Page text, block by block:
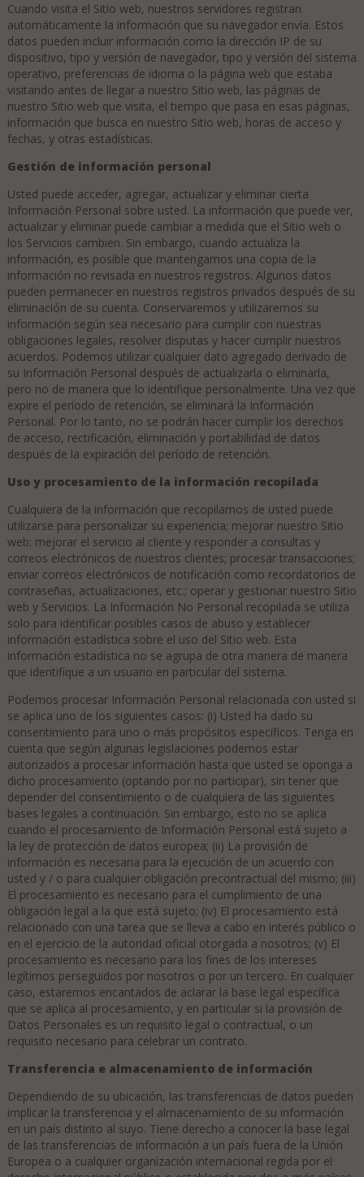
Cuando visita el Sitio web, nuestros servidores registran
automáticamente la información que su navegador envía. Estos
datos pueden incluir información como la dirección IP de su
dispositivo, tipo y versión de navegador, tipo y versión del sistema
operativo, preferencias de idioma o la página web que estaba
visitando antes de llegar a nuestro Sitio web, las páginas de
nuestro Sitio web que visita, el tiempo que pasa en esas páginas,
información que busca en nuestro Sitio web, horas de acceso y
fechas, y otras estadísticas.
Gestión de información personal
Usted puede acceder, agregar, actualizar y eliminar cierta
Información Personal sobre usted. La información que puede ver,
actualizar y eliminar puede cambiar a medida que el Sitio web o
los Servicios cambien. Sin embargo, cuando actualiza la
información, es posible que mantengamos una copia de la
información no revisada en nuestros registros. Algunos datos
pueden permanecer en nuestros registros privados después de su
eliminación de su cuenta. Conservaremos y utilizaremos su
información según sea necesario para cumplir con nuestras
obligaciones legales, resolver disputas y hacer cumplir nuestros
acuerdos. Podemos utilizar cualquier dato agregado derivado de
su Información Personal después de actualizarla o eliminarla,
pero no de manera que lo identifique personalmente. Una vez que
expire el período de retención, se eliminará la Información
Personal. Por lo tanto, no se podrán hacer cumplir los derechos
de acceso, rectificación, eliminación y portabilidad de datos
después de la expiración del período de retención.
Uso y procesamiento de la información recopilada
Cualquiera de la información que recopilamos de usted puede
utilizarse para personalizar su experiencia; mejorar nuestro Sitio
web; mejorar el servicio al cliente y responder a consultas y
correos electrónicos de nuestros clientes; procesar transacciones;
enviar correos electrónicos de notificación como recordatorios de
contraseñas, actualizaciones, etc.; operar y gestionar nuestro Sitio
web y Servicios. La Información No Personal recopilada se utiliza
solo para identificar posibles casos de abuso y establecer
información estadística sobre el uso del Sitio web. Esta
información estadística no se agrupa de otra manera de manera
que identifique a un usuario en particular del sistema.
Podemos procesar Información Personal relacionada con usted si
se aplica uno de los siguientes casos: (i) Usted ha dado su
consentimiento para uno o más propósitos específicos. Tenga en
cuenta que según algunas legislaciones podemos estar
autorizados a procesar información hasta que usted se oponga a
dicho procesamiento (optando por no participar), sin tener que
depender del consentimiento o de cualquiera de las siguientes
bases legales a continuación. Sin embargo, esto no se aplica
cuando el procesamiento de Información Personal está sujeto a
la ley de protección de datos europea; (ii) La provisión de
información es necesaria para la ejecución de un acuerdo con
usted y / o para cualquier obligación precontractual del mismo; (iii)
El procesamiento es necesario para el cumplimiento de una
obligación legal a la que está sujeto; (iv) El procesamiento está
relacionado con una tarea que se lleva a cabo en interés público o
en el ejercicio de la autoridad oficial otorgada a nosotros; (v) El
procesamiento es necesario para los fines de los intereses
legítimos perseguidos por nosotros o por un tercero. En cualquier
caso, estaremos encantados de aclarar la base legal específica
que se aplica al procesamiento, y en particular si la provisión de
Datos Personales es un requisito legal o contractual, o un
requisito necesario para celebrar un contrato.
Transferencia e almacenamiento de información
Dependiendo de su ubicación, las transferencias de datos pueden
implicar la transferencia y el almacenamiento de su información
en un país distinto al suyo. Tiene derecho a conocer la base legal
de las transferencias de información a un país fuera de la Unión
Europea o a cualquier organización internacional regida por el